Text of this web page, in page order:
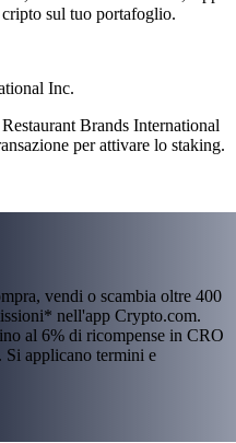
sul tuo portafoglio.
Inc.
Brands International
per attivare lo staking.
vendi o scambia oltre 400
nell'app Crypto.com.
al 6% di ricompense in CRO
Si applicano termini e